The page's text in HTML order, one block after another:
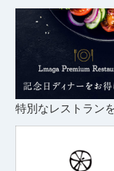
特別なレストラン